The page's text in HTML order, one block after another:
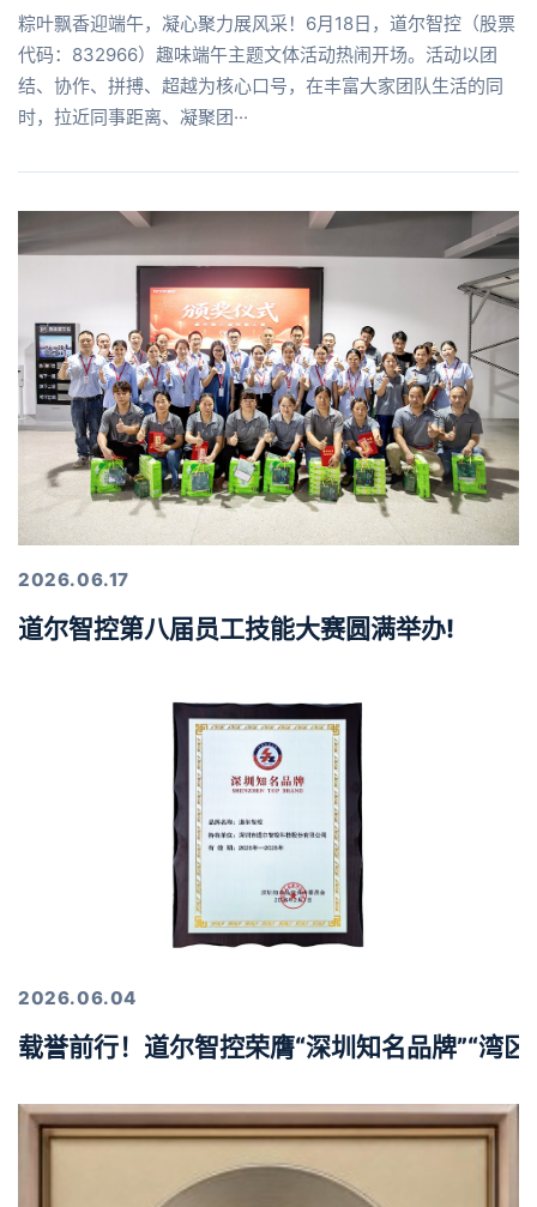
粽叶飘香迎端午，凝心聚力展风采！6月18日，道尔智控（股票
代码：832966）趣味端午主题文体活动热闹开场。活动以团
结、协作、拼搏、超越为核心口号，在丰富大家团队生活的同
时，拉近同事距离、凝聚团···
2026.06.17
道尔智控第八届员工技能大赛圆满举办!
2026.06.04
载誉前行！道尔智控荣膺“深圳知名品牌”“湾